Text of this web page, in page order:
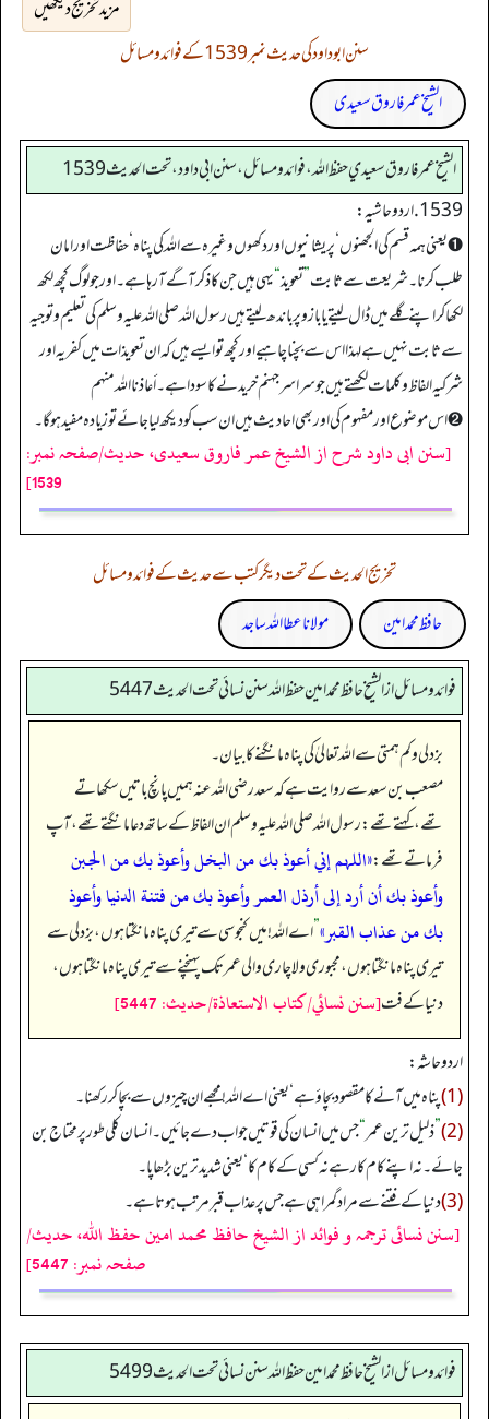
مزید تخریج دیکھیں
سنن ابوداود کی حدیث نمبر 1539 کے فوائد و مسائل
الشیخ عمر فاروق سعیدی
الشيخ عمر فاروق سعيدي حفظ الله، فوائد و مسائل، سنن ابي داود ، تحت الحديث 1539
1539. اردو حاشیہ:
➊ یعنی ہمہ قسم کی الجھنوں‘ پریشانیوں اور دکھوں وغیرہ سے اللہ کی پناہ‘ حفاظت اور امان
طلب کرنا۔ شریعت سے ثابت”تعویذ“یہی ہیں جن کا ذکر آگے آ رہا ہے۔ اور جو لوگ کچھ لکھ
لکھا کر اپنے گلے میں ڈال لیتے یا بازو پر باندھ لیتے ہیں رسول اللہ صلی اللہ علیہ وسلم کی تعلیم و توجیہ
سے ثابت نہیں ہے لہذا اس سے بچنا چاہیے اور کچھ تو ایسے ہیں کہ ان تعویذات میں کفریہ اور
شرکیہ الفاظ وکلمات لکھتے ہیں جو سرا سر جہنم خریدنے کا سودا ہے۔ أعاذنا الله منهم
➋ اس موضوع اور مفہوم کی اور بھی احادیث ہیں ان سب کو دیکھ لیا جائے توزیادہ مفید ہو گا۔
[سنن ابی داود شرح از الشیخ عمر فاروق سعیدی، حدیث/صفحہ نمبر:
1539]
تخریج الحدیث کے تحت دیگر کتب سے حدیث کے فوائد و مسائل
حافظ محمد امین
مولانا عطا اللہ ساجد
فوائد ومسائل از الشيخ حافظ محمد امين حفظ الله سنن نسائي تحت الحديث5447
بزدلی و کم ہمتی سے اللہ تعالیٰ کی پناہ مانگنے کا بیان۔
مصعب بن سعد سے روایت ہے کہ سعد رضی اللہ عنہ ہمیں پانچ باتیں سکھاتے
تھے، کہتے تھے: رسول اللہ صلی اللہ علیہ وسلم ان الفاظ کے ساتھ دعا مانگتے تھے، آپ
فرماتے تھے:«اللہم إني أعوذ بك من البخل وأعوذ بك من الجبن
وأعوذ بك أن أرد إلى أرذل العمر وأعوذ بك من فتنة الدنيا وأعوذ
بك من عذاب القبر»”اے اللہ! میں کنجوسی سے تیری پناہ مانگتا ہوں، بزدلی سے
تیری پناہ مانگتا ہوں، مجبوری و لاچاری والی عمر تک پہنچنے سے تیری پناہ مانگتا ہوں،
دنیا کے فت[سنن نسائي/كتاب الاستعاذة/حدیث: 5447]
اردو حاشہ:
(1) پناہ میں آنے کا مقصود بچاؤ ہے‘ یعنی اے اللہ! مجھے ان چیزوں سے بچا کر رکھنا۔
(2)
”ذلیل ترین عمر“جس میں انسان کی قوتیں جواب دے جائیں۔ انسان کلی طور پر محتاج بن
جائے۔ نہ اپنے کام کا رہے نہ کسی کے کام کا‘ یعنی شدید تر ین بڑھاپا۔
(3) دنیا کے فتنے سے مراد گمراہی ہے جس پر عذاب قبر مرتب ہوتا ہے۔
[سنن نسائی ترجمہ و فوائد از الشیخ حافظ محمد امین حفظ اللہ، حدیث/
صفحہ نمبر: 5447]
فوائد ومسائل از الشيخ حافظ محمد امين حفظ الله سنن نسائي تحت الحديث5499